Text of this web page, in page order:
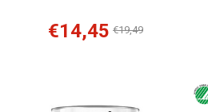
€14,45 €19,49